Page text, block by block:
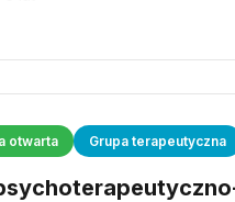
otwarta Grupa terapeutyczna